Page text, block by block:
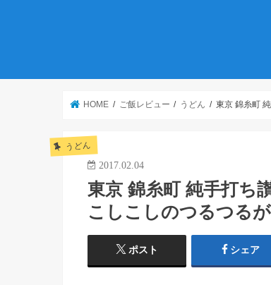
HOME ご飯レビュー うどん 東京 錦糸町
うどん
2017.02.04
東京 錦糸町 純手打ち
こしこしのつるつる
ポスト シェア